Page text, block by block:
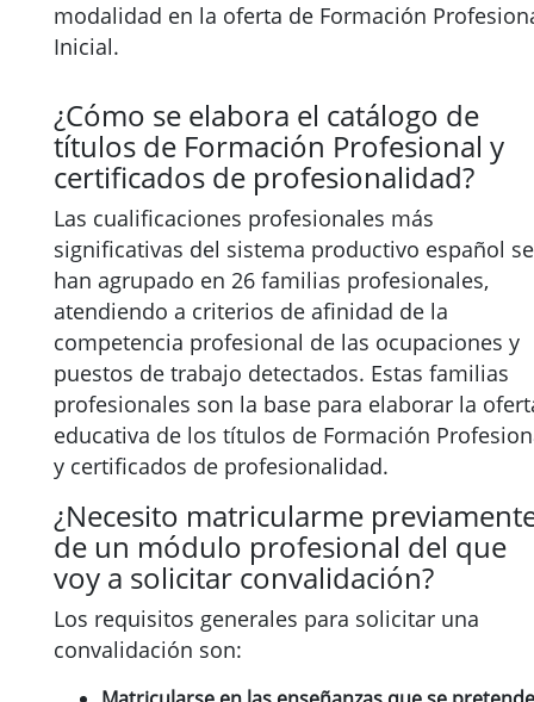
modalidad en la oferta de Formación
Inicial.
¿Cómo se elabora el catálogo de
títulos de Formación Profesional y
certificados de profesionalidad?
Las cualificaciones profesionales más
significativas del sistema productivo español se
han agrupado en 26 familias profesionales,
atendiendo a criterios de afinidad de la
competencia profesional de las ocupaciones y
puestos de trabajo detectados. Estas familias
profesionales son la base para elaborar la
educativa de los títulos de Formación
y certificados de profesionalidad.
¿Necesito matricularme
de un módulo profesional del que
voy a solicitar convalidación?
Los requisitos generales para solicitar una
convalidación son: